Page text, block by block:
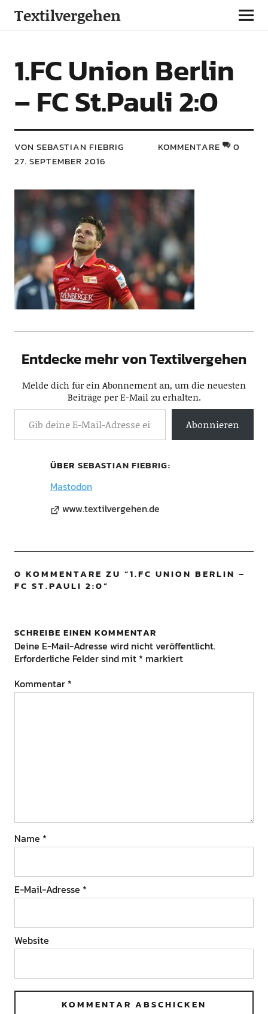
Textilvergehen
1.FC Union Berlin
– FC St.Pauli 2:0
VON SEBASTIAN FIEBRIG
27. SEPTEMBER 2016
KOMMENTARE 0
Entdecke mehr von Textilvergehen
Melde dich für ein Abonnement an, um die neuesten
Beiträge per E-Mail zu erhalten.
Abonnieren
ÜBER SEBASTIAN FIEBRIG
Mastodon
www.textilvergehen.de
0 KOMMENTARE ZU “1.FC UNION BERLIN –
FC ST.PAULI 2:0”
SCHREIBE EINEN KOMMENTAR
Deine E-Mail-Adresse wird nicht veröffentlicht.
Erforderliche Felder sind mit * markiert
Kommentar *
Name *
E-Mail-Adresse *
Website